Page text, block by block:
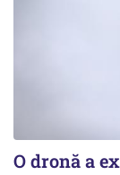
O dronă a